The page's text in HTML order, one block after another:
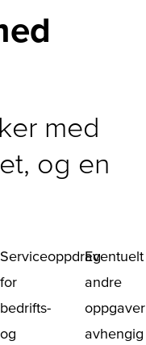
med
og en
Serviceoppdrag
for
bedrifts-
og
Eventuelt
andre
oppgaver
avhengig